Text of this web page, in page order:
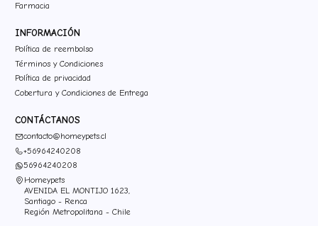
Farmacia
INFORMACIÓN
Política de reembolso
Términos y Condiciones
Política de privacidad
Cobertura y Condiciones de Entrega
CONTÁCTANOS
contacto@homeypets.cl
+56964240208
56964240208
Homeypets
AVENIDA EL MONTIJO 1623,
Santiago - Renca
Región Metropolitana - Chile